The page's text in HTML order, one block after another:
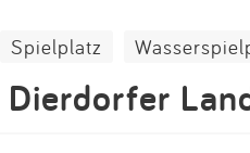
Spielplatz
Dierdorfer